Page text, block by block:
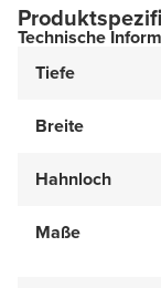
Technische
Tiefe
Breite
Hahnloch
Maße